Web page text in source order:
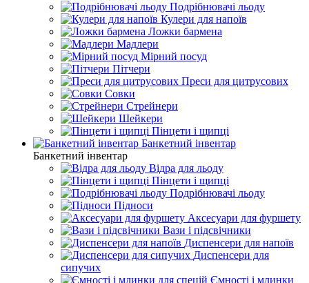
Подрібнювачі льоду
Кулери для напоїв
Ложки бармена
Мадлери
Мірний посуд
Пітчери
Преси для цитрусових
Совки
Стрейнери
Шейкери
Пінцети і щипці
Банкетний інвентар
Банкетний інвентар
Відра для льоду
Пінцети і щипці
Подрібнювачі льоду
Підноси
Аксесуари для фуршету
Вази і підсвічники
Диспенсери для напоїв
Диспенсери для
сипучих
Ємності і млинки